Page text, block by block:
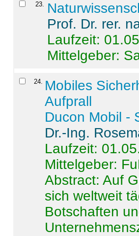
23.
Prof. Dr. rer.
Laufzeit:
Mittelgeber:
24. Mobiles
Aufprall
Ducon Mobil -
Dr.-Ing.
Laufzeit:
Mittelgeber:
Abstract:Auf
sich weltweit
Botschaften